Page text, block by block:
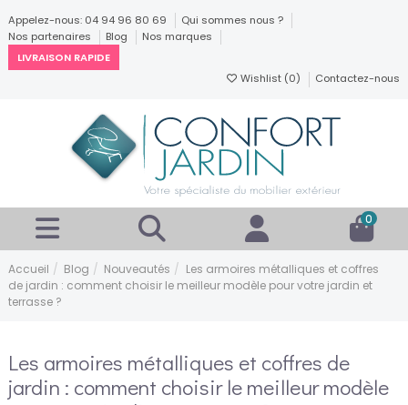
Appelez-nous: 04 94 96 80 69
Qui sommes nous ?
Nos partenaires
Blog
Nos marques
LIVRAISON RAPIDE
Wishlist (0) Contactez-nous
0
Accueil Blog Nouveautés
Les armoires métalliques et coffres
de jardin : comment choisir le meilleur modèle pour votre jardin et
terrasse ?
Les armoires métalliques et coffres de
jardin : comment choisir le meilleur modèle